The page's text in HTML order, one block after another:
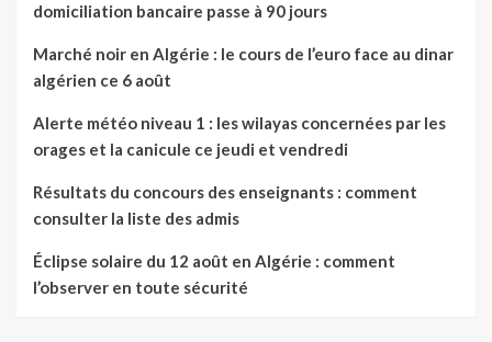
domiciliation bancaire passe à 90 jours
Marché noir en Algérie : le cours de l’euro face au dinar
algérien ce 6 août
Alerte météo niveau 1 : les wilayas concernées par les
orages et la canicule ce jeudi et vendredi
Résultats du concours des enseignants : comment
consulter la liste des admis
Éclipse solaire du 12 août en Algérie : comment
l’observer en toute sécurité